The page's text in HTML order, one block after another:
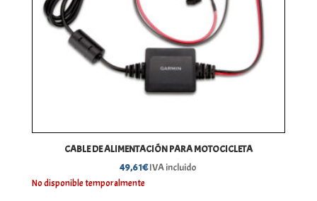
CABLE DE ALIMENTACIÓN PARA MOTOCICLETA
49,61€IVA incluido
No disponible temporalmente